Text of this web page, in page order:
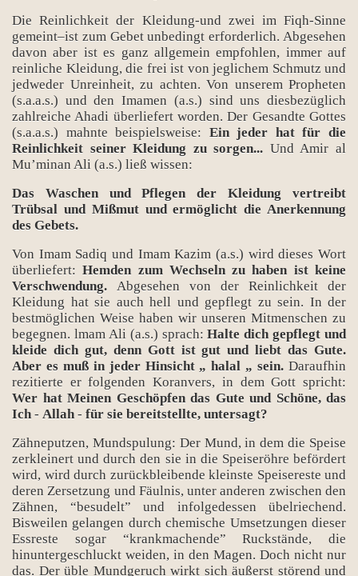
Die Reinlichkeit der Kleidung-und zwei im Fiqh-Sinne
gemeint–ist zum Gebet unbedingt erforderlich. Abgesehen
davon aber ist es ganz allgemein empfohlen, immer auf
reinliche Kleidung, die frei ist von jeglichem Schmutz und
jedweder Unreinheit, zu achten. Von unserem Propheten
(s.a.a.s.) und den Imamen (a.s.) sind uns diesbezüglich
zahlreiche Ahadi überliefert worden. Der Gesandte Gottes
(s.a.a.s.) mahnte beispielsweise: Ein jeder hat für die
Reinlichkeit seiner Kleidung zu sorgen... Und Amir al
Mu’minan Ali (a.s.) ließ wissen:
Das Waschen und Pflegen der Kleidung vertreibt
Trübsal und Mißmut und ermöglicht die Anerkennung
des Gebets.
Von Imam Sadiq und Imam Kazim (a.s.) wird dieses Wort
überliefert:Hemden zum Wechseln zu haben ist keine
Verschwendung. Abgesehen von der Reinlichkeit der
Kleidung hat sie auch hell und gepflegt zu sein. In der
bestmöglichen Weise haben wir unseren Mitmenschen zu
begegnen. lmam Ali (a.s.) sprach:Halte dich gepflegt und
kleide dich gut, denn Gott ist gut und liebt das Gute.
Aber es muß in jeder Hinsicht „ halal „ sein. Daraufhin
rezitierte er folgenden Koranvers, in dem Gott spricht:
Wer hat Meinen Geschöpfen das Gute und Schöne, das
Ich - Allah - für sie bereitstellte, untersagt?
Zähneputzen, Mundspulung: Der Mund, in dem die Speise
zerkleinert und durch den sie in die Speiseröhre befördert
wird, wird durch zurückbleibende kleinste Speisereste und
deren Zersetzung und Fäulnis, unter anderen zwischen den
Zähnen, “besudelt” und infolgedessen übelriechend.
Bisweilen gelangen durch chemische Umsetzungen dieser
Essreste sogar “krankmachende” Ruckstände, die
hinuntergeschluckt weiden, in den Magen. Doch nicht nur
das. Der üble Mundgeruch wirkt sich äußerst störend und